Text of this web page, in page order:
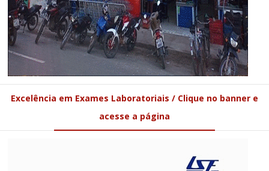
Excelência em Exames Laboratoriais / Clique no banner e
acesse a página